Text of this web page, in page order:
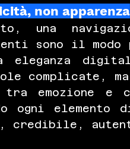
non apparenza
una
sono il modo
eleganza
complicate,
emozione e
ogni
credibile,